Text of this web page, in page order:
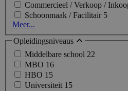
Commercieel / Verkoop /
Schoonmaak / Facilitair 5
Meer...
Opleidingsniveaus
Middelbare school 22
MBO 16
HBO 15
Universiteit 15